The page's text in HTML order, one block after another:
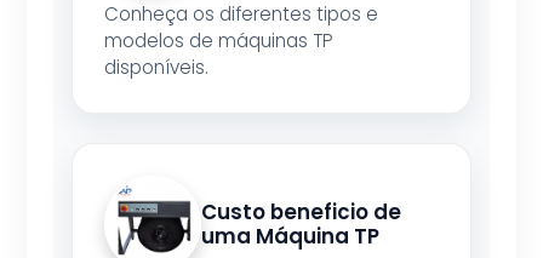
Conheça os diferentes tipos e
modelos de máquinas TP
disponíveis.
Custo beneficio de
uma Máquina TP